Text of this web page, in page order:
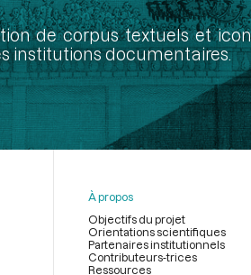
de corpus textuels et
institutions documentaires.
À propos
Objectifs du projet
Orientations scientifiques
Partenaires institutionnels
Contributeurs-trices
Ressources